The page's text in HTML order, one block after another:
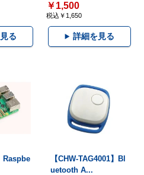
る
￥1,500
税込￥1,650
詳細を見る
Raspbe
【CHW-TAG4001】Bl
uetooth A...